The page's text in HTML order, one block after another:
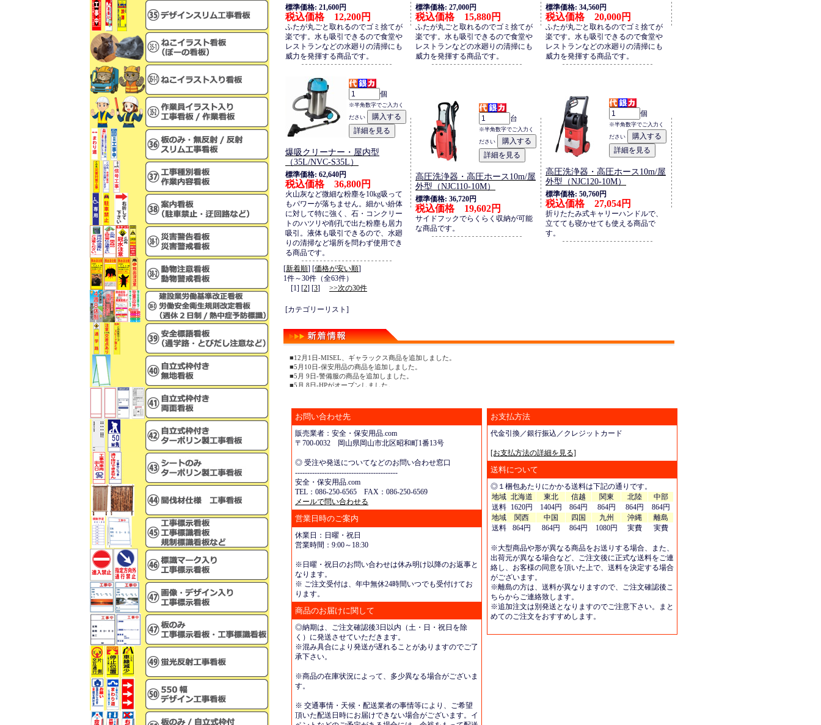
標準価格: 21,600円
税込価格 12,200円
ふたが丸ごと取れるのでゴミ捨てが
楽です。水も吸引できるので食堂や
レストランなどの水廻りの清掃にも
威力を発揮する商品です。
標準価格: 27,000円
税込価格 15,880円
ふたが丸ごと取れるのでゴミ捨てが
楽です。水も吸引できるので食堂や
レストランなどの水廻りの清掃にも
威力を発揮する商品です。
標準価格: 34,560円
税込価格 20,000円
ふたが丸ごと取れるのでゴミ捨てが
楽です。水も吸引できるので食堂や
レストランなどの水廻りの清掃にも
威力を発揮する商品です。
個
※半角数字でご入力く
ださい
爆吸クリーナー・屋内型
（35L/NVC-S35L）
標準価格: 62,640円
税込価格 36,800円
火山灰など微細な粉塵を10kg吸って
もパワーが落ちません。細かい紛体
に対して特に強く、石・コンクリー
トのハツリや削孔で出た粉塵も居力
吸引。液体も吸引できるので、水廻
りの清掃など場所を問わず使用でき
る商品です。
台
※半角数字でご入力く
ださい
高圧洗浄器・高圧ホース10m/屋
外型（NJC110-10M）
標準価格: 36,720円
税込価格 19,602円
サイドフックでらくらく収納が可能
な商品です。
個
※半角数字でご入力く
ださい
高圧洗浄器・高圧ホース10m/屋
外型（NJC120-10M）
標準価格: 50,760円
税込価格 27,054円
折りたたみ式キャリーハンドルで、
立てても寝かせても使える商品で
す。
[新着順] [価格が安い順]
1件～30件（全63件）
[1] [2] [3] >>次の30件
[カテゴリーリスト]
■12月1日-MISEL、ギャラックス商品を追加しました。
■5月10日-保安用品の商品を追加しました。
■5月 9日-警備服の商品を追加しました。
■5月 8日-HPがオープンしました。
お問い合わせ先
販売業者：安全・保安用品.com
〒700-0032 岡山県岡山市北区昭和町1番13号
◎ 受注や発送についてなどのお問い合わせ窓口
------------------------------------------
安全・保安用品.com
TEL：086-250-6565 FAX：086-250-6569
メールで問い合わせる
営業日時のご案内
休業日：日曜・祝日
営業時間：9:00～18:30
※日曜・祝日のお問い合わせは休み明け以降のお返事と
なります。
※ ご注文受付は、年中無休24時間いつでも受付けてお
ります。
商品のお届けに関して
◎納期は、ご注文確認後3日以内（土・日・祝日を除
く）に発送させていただきます。
※混み具合により発送が遅れることがありますのでご了
承下さい。
※商品の在庫状況によって、多少異なる場合がございま
す。
※ 交通事情・天候・配送業者の事情等により、ご希望
頂いた配送日時にお届けできない場合がございます。イ
お支払方法
代金引換／銀行振込／クレジットカード
[お支払方法の詳細を見る]
送料について
◎１梱包あたりにかかる送料は下記の通りです。
地域 北海道 東北 信越 関東 北陸
中部
送料
1620円 1404円 864円 864円 864円
864円
地域
関西 中国 四国 九州 沖縄
離島
送料
864円 864円 864円 1080円 実費 実費
※大型商品や形が異なる商品をお送りする場合、また、
出荷元が異なる場合など、ご注文後に正式な送料をご連
絡し、お客様の同意を頂いた上で、送料を決定する場合
がございます。
※離島の方は、送料が異なりますので、ご注文確認後こ
ちらからご連絡致します。
※追加注文は別発送となりますのでご注意下さい。まと
めてのご注文をおすすめします。